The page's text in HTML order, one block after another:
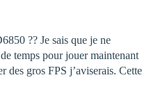
?? Je sais que je ne
temps pour jouer maintenant
des gros FPS j’aviserais. Cette